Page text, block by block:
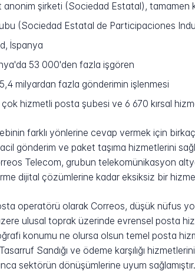
anonim şirketi (Sociedad Estatal), tamamen
(Sociedad Estatal de Participaciones
İspanya
53 000'den fazla işgören
5,4 milyardan fazla gönderimin işlenmesi
hizmetli posta şubesi ve 6 670 kırsal
farklı yönlerine cevap vermek için birkaç
gönderim ve paket taşıma hizmetlerini
Telecom, grubun telekomünikasyon
dijital çözümlerine kadar eksiksiz bir
operatörü olarak Correos, düşük nüfus
ulusal toprak üzerinde evrensel posta
konumu ne olursa olsun temel posta
Sandığı ve ödeme karşılığı
sektörün dönüşümlerine uyum sağlamıştır.